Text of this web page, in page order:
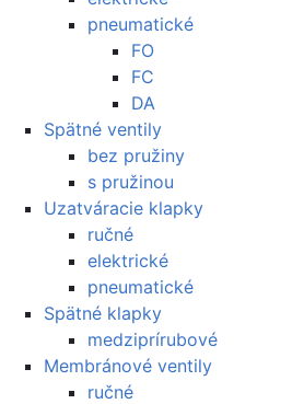
pneumatické
FO
FC
DA
Spätné ventily
bez pružiny
s pružinou
Uzatváracie klapky
ručné
elektrické
pneumatické
Spätné klapky
medziprírubové
Membránové ventily
ručné